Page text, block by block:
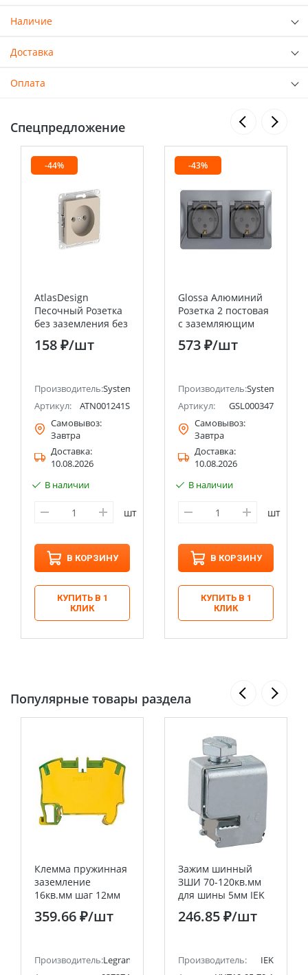
Наличие
Доставка
Оплата
Спецпредложение
(ранее Schneider Electric)
-44%
AtlasDesign
Песочный Розетка
без заземления без
шторок, 16А, мех.,
быстрозажим.
158 ₽/шт
Производитель:Systeme Electric (ранее Schneider Electric)
Артикул:
ATN001241S
Самовывоз:
Завтра
Доставка:
10.08.2026
В наличии
шт
В КОРЗИНУ
КУПИТЬ В 1
КЛИК
-43%
Glossa Алюминий
Розетка 2 постовая
с заземляющим
контактом, со
шторками (в сборе
(Schneider Electric)
573 ₽/шт
Производитель:Systeme
Артикул:
GSL000347
Самовывоз:
Завтра
Доставка:
10.08.2026
В наличии
шт
В КОРЗИНУ
КУПИТЬ В 1
КЛИК
Популярные товары раздела
Клемма пружинная
заземление
16кв.мм шаг 12мм
VikingЗ Legrand
359.66 ₽/шт
Производитель:Legrand
Зажим шинный
ЗШИ 70-120кв.мм
для шины 5мм IEK
246.85 ₽/шт
Производитель:
IEK